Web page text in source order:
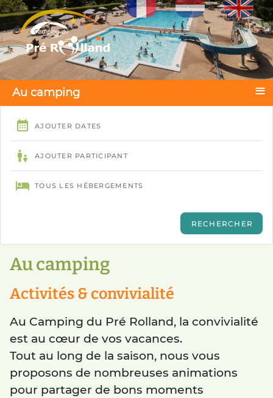
Sélectionnez votre langue
Au camping ≡
Au camping
Activités & convivialité
Au Camping du Pré Rolland, la convivialité
est au cœur de vos vacances.
Tout au long de la saison, nous vous
proposons de nombreuses animations
pour partager de bons moments